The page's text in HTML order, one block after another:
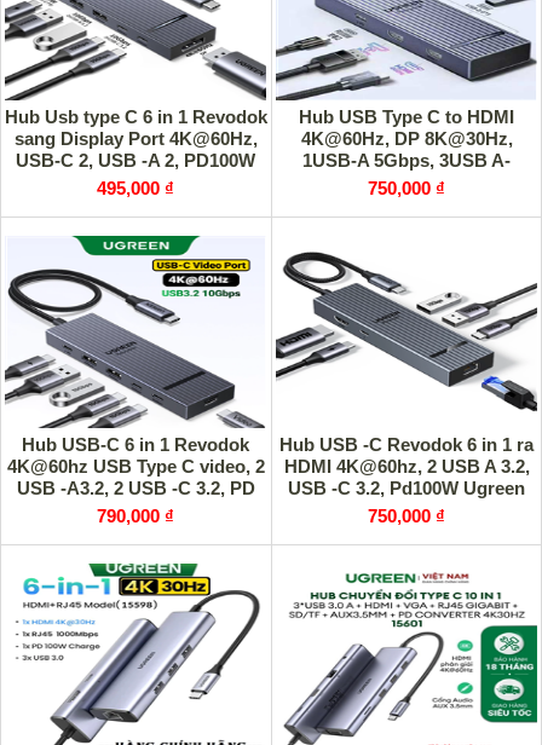
Hub Usb type C 6 in 1 Revodok
sang Display Port 4K@60Hz,
USB-C 2, USB -A 2, PD100W
Ugreen 75244
495,000 ₫
Hub USB Type C to HDMI
4K@60Hz, DP 8K@30Hz,
1USB-A 5Gbps, 3USB A-
480Mbps, 1 PD100W Ugreen
55610
750,000 ₫
Hub USB-C 6 in 1 Revodok
4K@60hz USB Type C video, 2
USB -A3.2, 2 USB -C 3.2, PD
100W Ugreen 75775
790,000 ₫
Hub USB -C Revodok 6 in 1 ra
HDMI 4K@60hz, 2 USB A 3.2,
USB -C 3.2, Pd100W Ugreen
45436 cao cấp
750,000 ₫